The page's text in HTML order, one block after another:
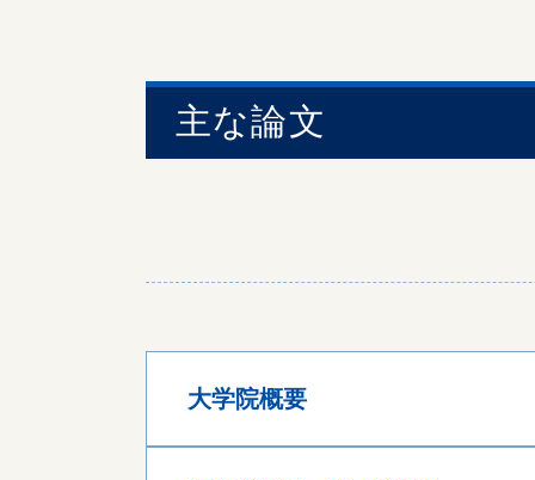
主な論文
大学院概要